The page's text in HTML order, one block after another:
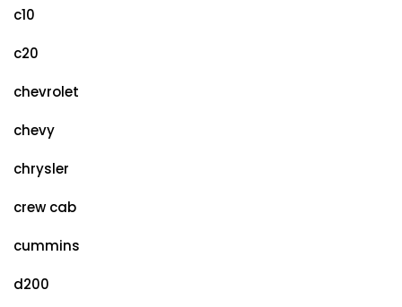
c10
c20
chevrolet
chevy
chrysler
crew cab
cummins
d200